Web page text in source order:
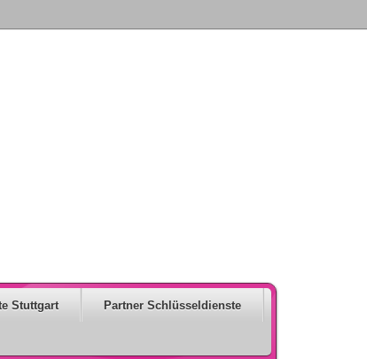
Stuttgart Partner Schlüsseldienste